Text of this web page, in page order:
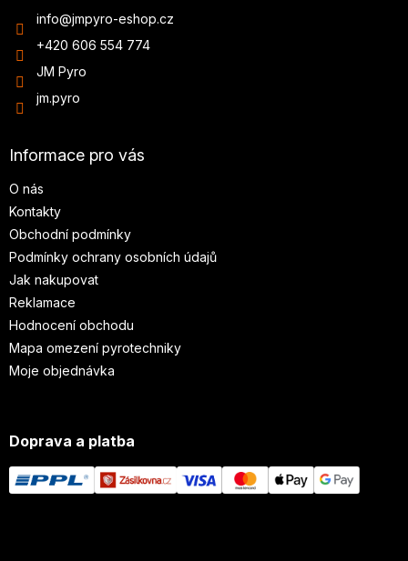
info@jmpyro-eshop.cz
+420 606 554 774
JM Pyro
jm.pyro
Informace pro vás
O nás
Kontakty
Obchodní podmínky
Podmínky ochrany osobních údajů
Jak nakupovat
Reklamace
Hodnocení obchodu
Mapa omezení pyrotechniky
Moje objednávka
Doprava a platba